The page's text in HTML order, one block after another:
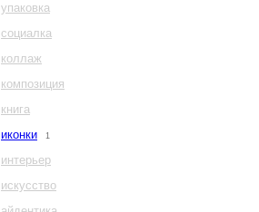
упаковка
социалка
коллаж
композиция
книга
иконки
1
интерьер
искусство